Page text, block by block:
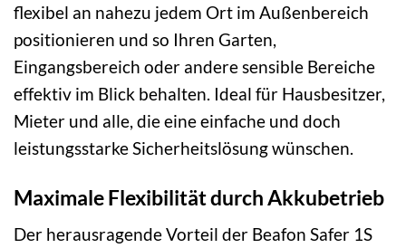
flexibel an nahezu jedem Ort im Außenbereich
positionieren und so Ihren Garten,
Eingangsbereich oder andere sensible Bereiche
effektiv im Blick behalten. Ideal für Hausbesitzer,
Mieter und alle, die eine einfache und doch
leistungsstarke Sicherheitslösung wünschen.
Maximale Flexibilität durch Akkubetrieb
Der herausragende Vorteil der Beafon Safer 1S